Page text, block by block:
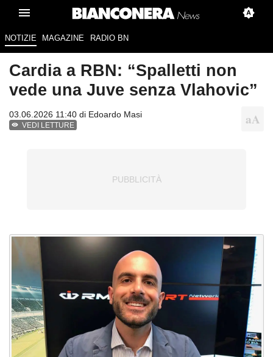
NOTIZIE MAGAZINE RADIO BN
Cardia a RBN: “Spalletti non
vede una Juve senza Vlahovic”
03.06.2026 11:40 di Edoardo Masi
VEDI LETTURE